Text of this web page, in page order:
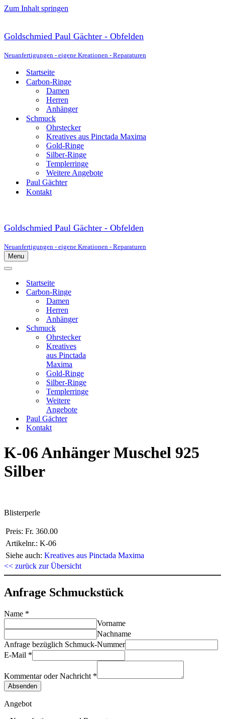
Zum Inhalt springen
Goldschmied Paul Gächter - Obfelden
Neuanfertigungen - eigene Kreationen - Reparaturen
Startseite
Carbon-Ringe
Damen
Herren
Anhänger
Schmuck
Ohrstecker
Kreatives aus Pinctada Maxima
Gold-Ringe
Silber-Ringe
Templerringe
Weitere Angebote
Paul Gächter
Kontakt
Goldschmied Paul Gächter - Obfelden
Neuanfertigungen - eigene Kreationen - Reparaturen
Menu
Navigationsmenü
Navigationsmenü
Startseite
Carbon-Ringe
Damen
Herren
Anhänger
Schmuck
Ohrstecker
Kreatives
aus Pinctada
Maxima
Gold-Ringe
Silber-Ringe
Templerringe
Weitere
Angebote
Paul Gächter
Kontakt
K-06 Anhänger Muschel 925
Silber
Blisterperle
Preis: Fr. 360.00
Artikelnr.: K-06
Siehe auch: Kreatives aus Pinctada Maxima
<< zurück zur Übersicht
Anfrage Schmuckstück
Name *
Vorname
Nachname
Anfrage bezüglich Schmuck-Nummer
E-Mail *
Kommentar oder Nachricht *
Absenden
Angebot